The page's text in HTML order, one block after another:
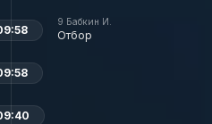
9 Бабкин И.
Отбор